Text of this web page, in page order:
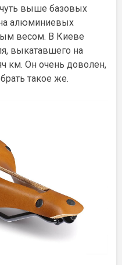
выше базовых
алюминиевых
весом. В Киеве
выкатавшего на
км. Он очень доволен,
такое же.